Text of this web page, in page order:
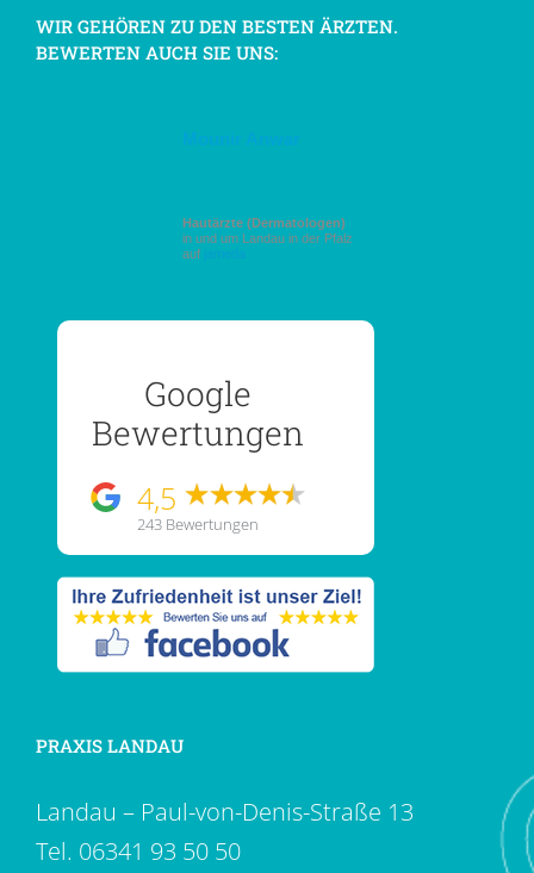
WIR GEHÖREN ZU DEN BESTEN ÄRZTEN.
BEWERTEN AUCH SIE UNS:
Mounir Anwar
Hautärzte (Dermatologen)
in und um Landau in der Pfalz
auf
Google
Bewertungen
4,5
243 Bewertungen
PRAXIS LANDAU
Landau – Paul-von-Denis-Straße 13
Tel. 06341 93 50 50